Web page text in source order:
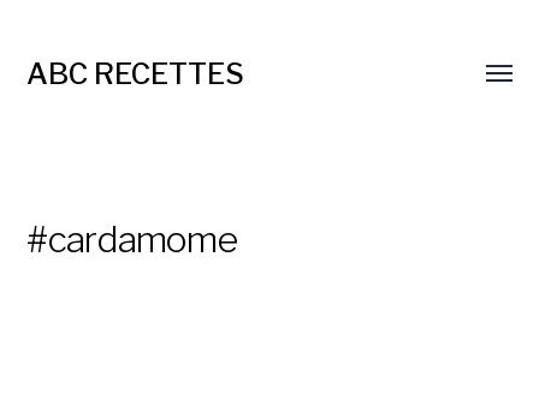
ABC RECETTES
#cardamome